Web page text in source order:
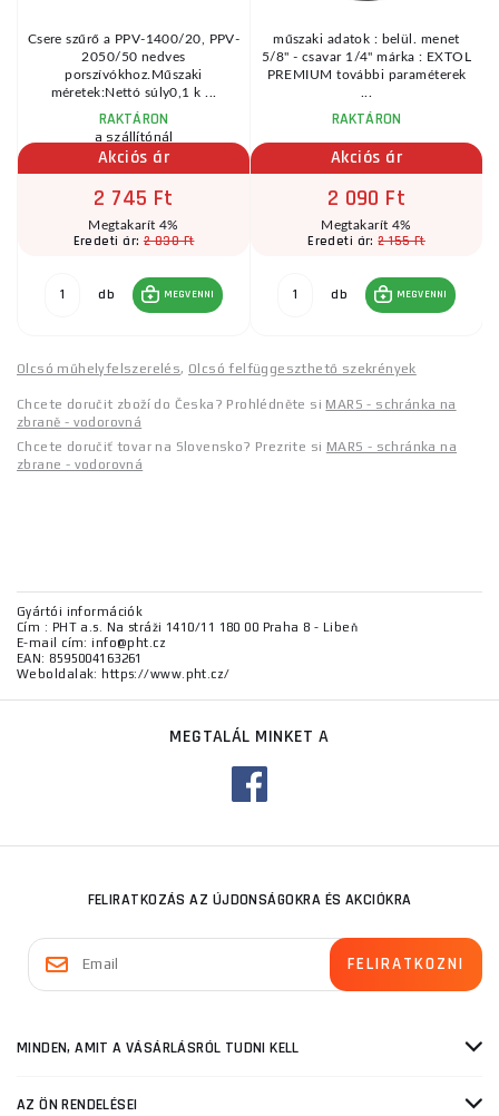
Csere szűrő a PPV-1400/20, PPV-
2050/50 nedves
porszívókhoz.Műszaki
méretek:Nettó súly0,1 k ...
RAKTÁRON
a szállítónál
Akciós ár
2 745 Ft
Megtakarít 4%
Eredeti ár:2 830 Ft
db MEGVENNI
műszaki adatok : belül. menet
5/8" - csavar 1/4" márka : EXTOL
PREMIUM további paraméterek
RAKTÁRON
Akciós ár
2 090 Ft
Megtakarít 4%
Eredeti ár:2 155 Ft
db MEGVENNI
Olcsó műhelyfelszerelés, Olcsó felfüggeszthető szekrények
Chcete doručit zboží do Česka? Prohlédněte si MARS - schránka na
zbraně - vodorovná
Chcete doručiť tovar na Slovensko? Prezrite si MARS - schránka na
zbrane - vodorovná
Gyártói információk
Cím : PHT a.s. Na stráži 1410/11 180 00 Praha 8 - Libeň
E-mail cím: info@pht.cz
EAN: 8595004163261
Weboldalak: https://www.pht.cz/
MEGTALÁL MINKET A
FELIRATKOZÁS AZ ÚJDONSÁGOKRA ÉS AKCIÓKRA
MINDEN, AMIT A VÁSÁRLÁSRÓL TUDNI KELL
AZ ÖN RENDELÉSEI